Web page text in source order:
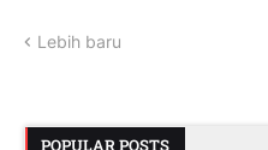
Lebih baru
POPULAR POSTS